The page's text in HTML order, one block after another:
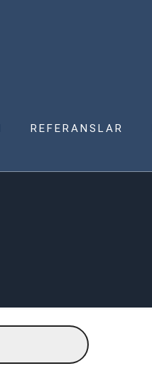
REFERANSLAR